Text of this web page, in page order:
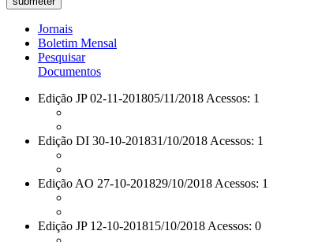
Jornais
Boletim Mensal
Pesquisar
Documentos
Edição JP 02-11-201805/11/2018 Acessos: 1
Edição DI 30-10-201831/10/2018 Acessos: 1
Edição AO 27-10-201829/10/2018 Acessos: 1
Edição JP 12-10-201815/10/2018 Acessos: 0